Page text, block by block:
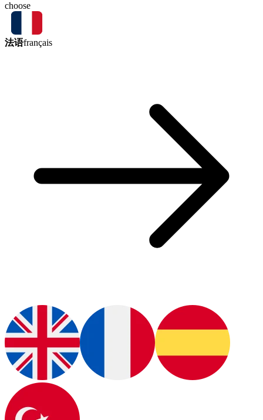
choose
法语français